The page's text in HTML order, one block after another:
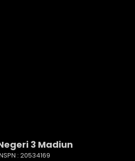
3 Madiun
: 20534169